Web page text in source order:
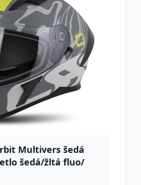
Multivers šedá
šedá/žltá fluo/
62)